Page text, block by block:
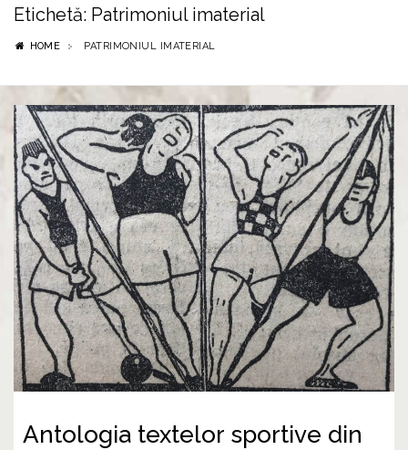
Etichetă: Patrimoniul imaterial
HOME PATRIMONIUL IMATERIAL
Antologia textelor sportive din